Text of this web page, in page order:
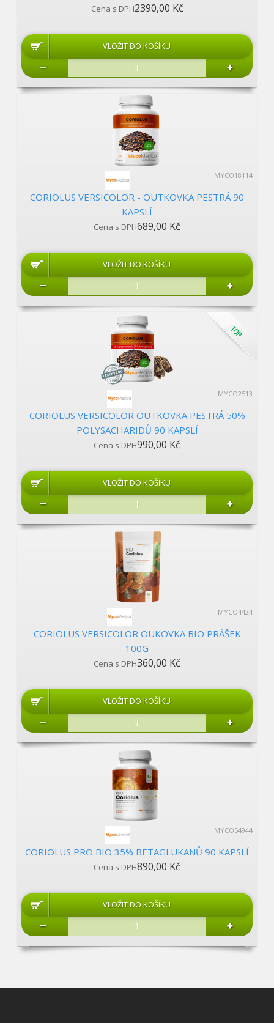
Cena s DPH2390,00 Kč
MYCO18114
CORIOLUS VERSICOLOR - OUTKOVKA PESTRÁ 90
KAPSLÍ
Cena s DPH689,00 Kč
MYCO2513
CORIOLUS VERSICOLOR OUTKOVKA PESTRÁ 50%
POLYSACHARIDŮ 90 KAPSLÍ
Cena s DPH990,00 Kč
MYCO4424
CORIOLUS VERSICOLOR OUKOVKA BIO PRÁŠEK
100G
Cena s DPH360,00 Kč
MYCO54944
CORIOLUS PRO BIO 35% BETAGLUKANŮ 90 KAPSLÍ
Cena s DPH890,00 Kč